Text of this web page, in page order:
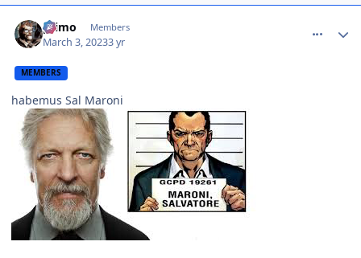
primo Members
March 3, 20233 yr
MEMBERS
habemus Sal Maroni